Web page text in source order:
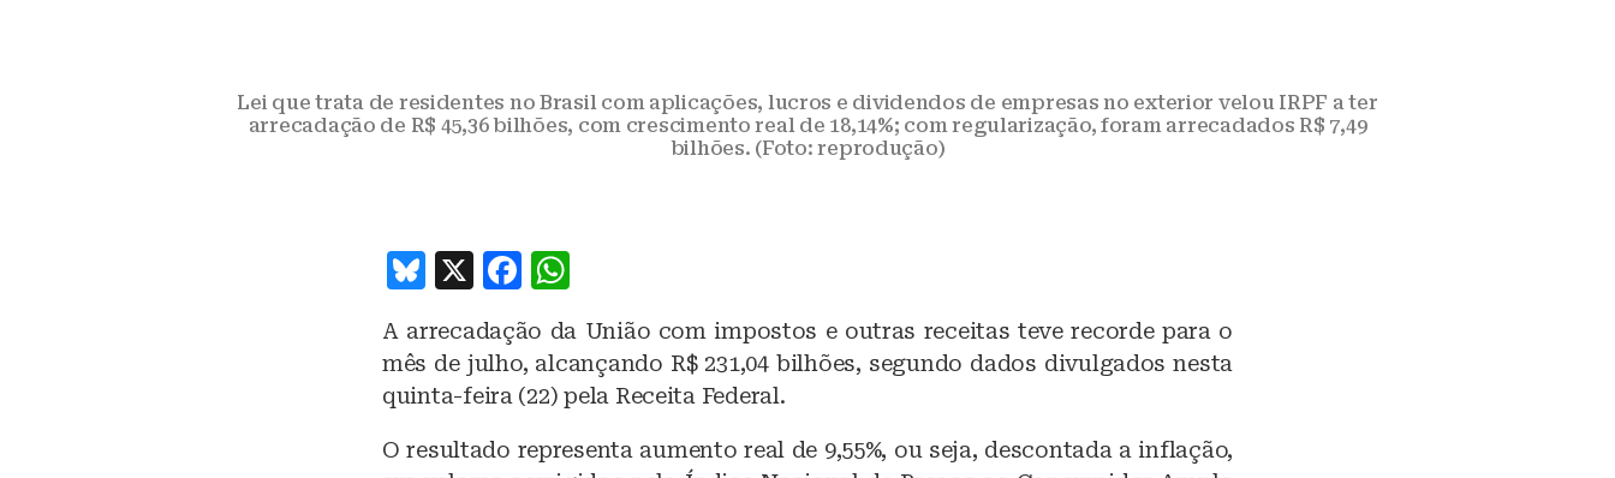
Lei que trata de residentes no Brasil com aplicações, lucros e dividendos de empresas no exterior velou IRPF a ter
arrecadação de R$ 45,36 bilhões, com crescimento real de 18,14%; com regularização, foram arrecadados R$ 7,49
bilhões. (Foto: reprodução)
B
e
s
y
X
F
c
e
o
at
s
A
p
A arrecadação da União com impostos e outras receitas teve recorde para o
mês de julho, alcançando R$ 231,04 bilhões, segundo dados divulgados nesta
quinta-feira (22) pela Receita Federal.
O resultado representa aumento real de 9,55%, ou seja, descontada a inflação,